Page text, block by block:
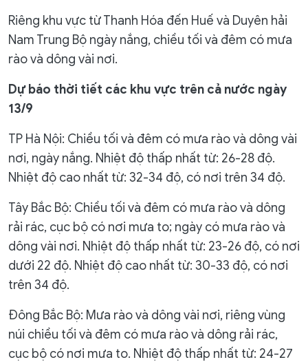
Riêng khu vực từ Thanh Hóa đến Huế và Duyên hải
Nam Trung Bộ ngày nắng, chiều tối và đêm có mưa
rào và dông vài nơi.
Dự báo thời tiết các khu vực trên cả nước ngày
13/9
TP Hà Nội: Chiều tối và đêm có mưa rào và dông vài
nơi, ngày nắng. Nhiệt độ thấp nhất từ: 26-28 độ.
Nhiệt độ cao nhất từ: 32-34 độ, có nơi trên 34 độ.
Tây Bắc Bộ: Chiều tối và đêm có mưa rào và dông
rải rác, cục bộ có nơi mưa to; ngày có mưa rào và
dông vài nơi. Nhiệt độ thấp nhất từ: 23-26 độ, có nơi
dưới 22 độ. Nhiệt độ cao nhất từ: 30-33 độ, có nơi
trên 34 độ.
Đông Bắc Bộ: Mưa rào và dông vài nơi, riêng vùng
núi chiều tối và đêm có mưa rào và dông rải rác,
cục bộ có nơi mưa to. Nhiệt độ thấp nhất từ: 24-27